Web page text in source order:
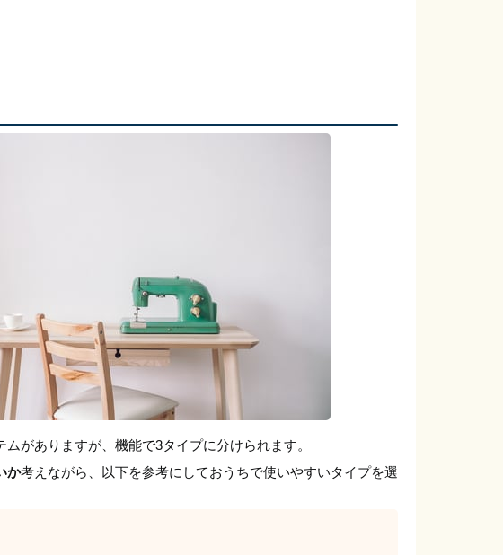
がありますが、機能で3タイプに分けられます。
か考えながら、以下を参考にしておうちで使いやすいタイプを選